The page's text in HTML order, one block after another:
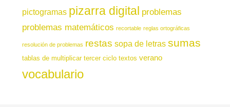
pictogramas pizarra digital problemas
problemas matemáticos recortable reglas ortográficas
resolución de problemas restas sopa de letras sumas
tablas de multiplicar tercer ciclo textos verano
vocabulario